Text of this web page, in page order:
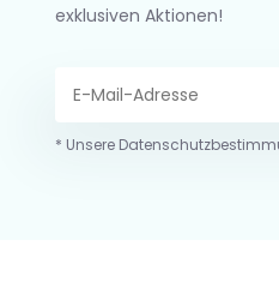
exklusiven Aktionen!
* Unsere